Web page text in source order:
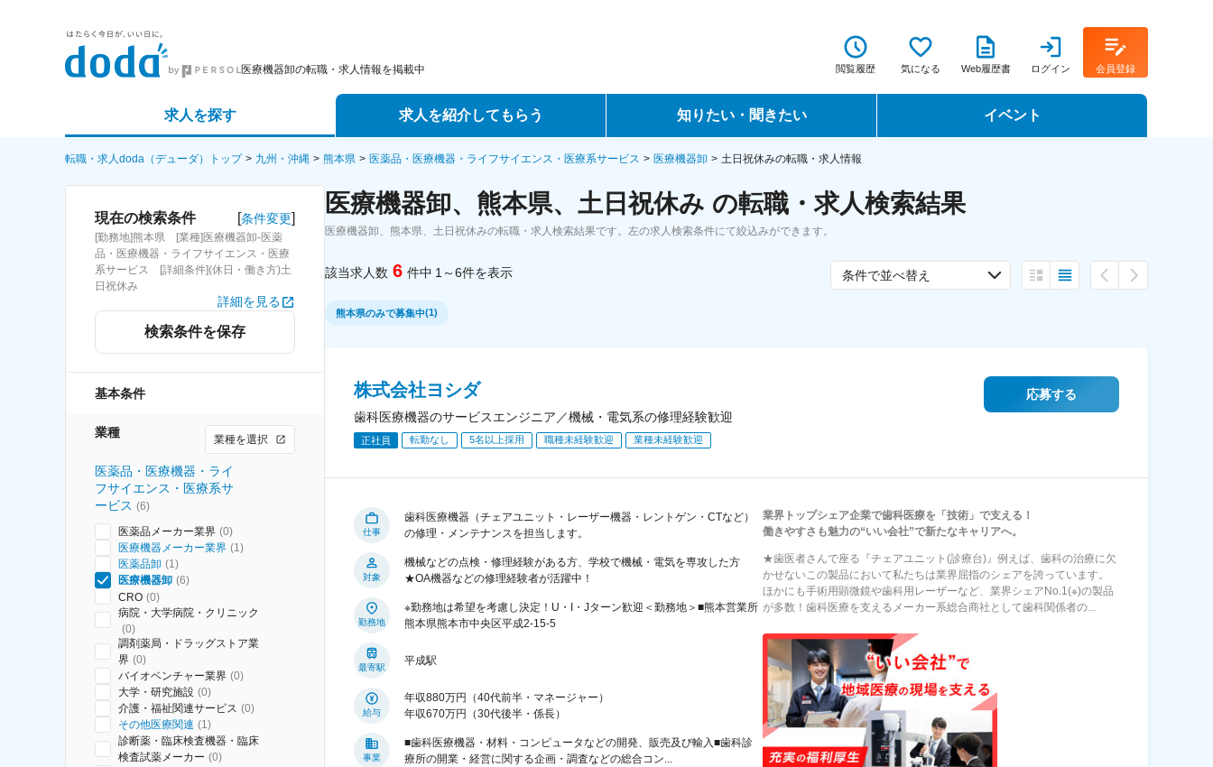
医療機器卸の転職・求人情報を掲載中 閲覧履歴 気になる Web履歴書 ログイン 会員登録
求人を探す
詳細条件から探す
求人特集から探す
求人を紹介してもらう
エージェントサービス
スカウトサービス
知りたい・聞きたい
転職ノウハウ
データで見る転職
イベント
転職フェア
転職・求人doda（デューダ）トップ 九州・沖縄 熊本県 医薬品・医療機器・ライフサイエンス・医療系サービス 医療機器卸 土日祝休みの転職・求人情報
現在の検索条件 [条件変更]
[勤務地]熊本県 [業種]医療機器卸-医薬
品・医療機器・ライフサイエンス・医療
系サービス [詳細条件](休日・働き方)土
日祝休み
詳細を見る
検索条件を保存
基本条件
業種 業種を選択
医薬品・医療機器・ライ
フサイエンス・医療系サ
ービス (6)
医薬品メーカー業界 (0)
医療機器メーカー業界 (1)
医薬品卸 (1)
医療機器卸 (6)
CRO (0)
病院・大学病院・クリニック
(0)
調剤薬局・ドラッグストア業
界 (0)
バイオベンチャー業界 (0)
大学・研究施設 (0)
介護・福祉関連サービス (0)
その他医療関連 (1)
診断薬・臨床検査機器・臨床
検査試薬メーカー (0)
医療機器卸、熊本県、土日祝休み の転職・求人検索結果
医療機器卸、熊本県、土日祝休みの転職・求人検索結果です。左の求人検索条件にて絞込みができます。
該当求人数 6 件中 1～6件を表示 条件で並べ替え
熊本県のみで募集中(1)
株式会社ヨシダ
歯科医療機器のサービスエンジニア／機械・電気系の修理経験歓迎
正社員 転勤なし 5名以上採用 職種未経験歓迎 業種未経験歓迎
応募する
仕事
歯科医療機器（チェアユニット・レーザー機器・レントゲン・CTなど）
の修理・メンテナンスを担当します。
対象
機械などの点検・修理経験がある方、学校で機械・電気を専攻した方
★OA機器などの修理経験者が活躍中！
勤務地
※勤務地は希望を考慮し決定！U・I・Jターン歓迎＜勤務地＞■熊本営業所
熊本県熊本市中央区平成2-15-5
最寄駅
平成駅
給与
年収880万円（40代前半・マネージャー）
年収670万円（30代後半・係長）
事業
■歯科医療機器・材料・コンピュータなどの開発、販売及び輸入■歯科診
療所の開業・経営に関する企画・調査などの総合コン...
業界トップシェア企業で歯科医療を「技術」で支える！
働きやすさも魅力の“いい会社”で新たなキャリアへ。
★歯医者さんで座る『チェアユニット(診療台)』例えば、歯科の治療に欠
かせないこの製品において私たちは業界屈指のシェアを誇っています。
ほかにも手術用顕微鏡や歯科用レーザーなど、業界シェアNo.1(※)の製品
が多数！歯科医療を支えるメーカー系総合商社として歯科関係者の...